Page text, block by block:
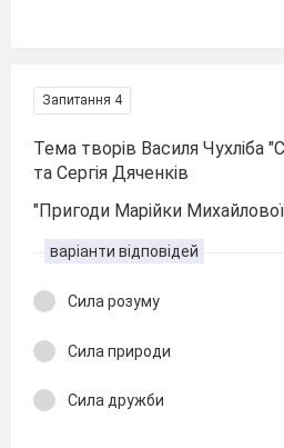
Запитання 4
Тема творів Василя Чухліба
та Сергія Дяченків
"Пригоди Марійки
варіанти відповідей
Сила розуму
Сила природи
Сила дружби